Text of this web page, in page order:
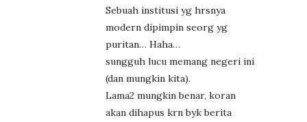
Sebuah institusi yg hrsnya
modern dipimpin seorg yg
puritan… Haha…
sungguh lucu memang negeri ini
(dan mungkin kita).
Lama2 mungkin benar, koran
akan dihapus krn byk berita